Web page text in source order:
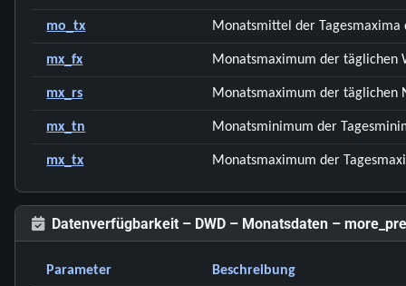
mo_tx Monatsmittel der
mx_fx Monatsmaximum der täglichen
mx_rs Monatsmaximum der täglichen
mx_tn Monatsminimum der
mx_tx Monatsmaximum der
Datenverfügbarkeit – DWD – Monatsdaten –
Parameter Beschreibung